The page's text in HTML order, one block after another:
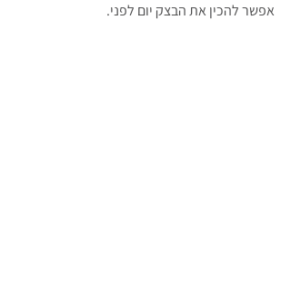
אפשר להכין את הבצק יום לפני.